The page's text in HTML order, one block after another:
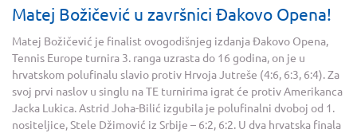
Matej Božičević u završnici Đakovo Opena!
Matej Božičević je finalist ovogodišnjeg izdanja Đakovo Opena,
Tennis Europe turnira 3. ranga uzrasta do 16 godina, on je u
hrvatskom polufinalu slavio protiv Hrvoja Jutreše (4:6, 6:3, 6:4). Za
svoj prvi naslov u singlu na TE turnirima igrat će protiv Amerikanca
Jacka Lukica. Astrid Joha-Bilić izgubila je polufinalni dvoboj od 1.
nositeljice, Stele Džimović iz Srbije – 6:2, 6:2. U dva hrvatska finala